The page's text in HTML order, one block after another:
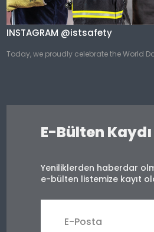
INSTAGRAM @istsafety
Today, we proudly celebrate the World
E-Bülten Kaydı
Yeniliklerden haberdar
e-bülten listemize kayıt